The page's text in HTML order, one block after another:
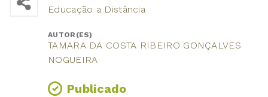
Educação a Distância
AUTOR(ES)
TAMARA DA COSTA RIBEIRO GONÇALVES
NOGUEIRA
Publicado